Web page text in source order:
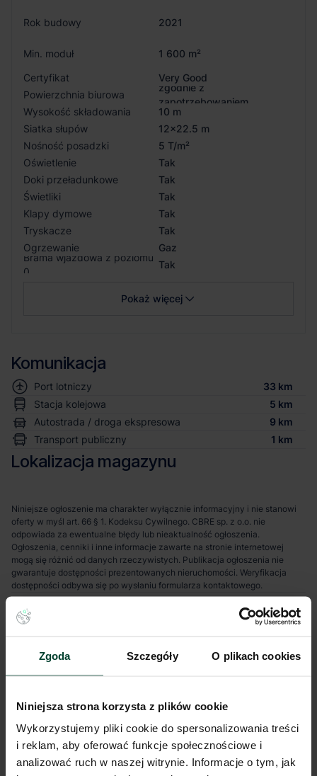
Zgoda Szczegóły O plikach cookies
Niniejsza strona korzysta z plików cookie
Wykorzystujemy pliki cookie do spersonalizowania treści
i reklam, aby oferować funkcje społecznościowe i
analizować ruch w naszej witrynie. Informacje o tym, jak
Rok budowy 2021
Min. moduł
1 600 m²
Certyfikat
Very Good
Powierzchnia biurowa
zgodnie z
zapotrzebowaniem
Wysokość składowania
10 m
Siatka słupów
12x22.5 m
Nośność posadzki
5 T/m²
Oświetlenie
Tak
Doki przeładunkowe
Tak
Świetliki
Tak
Klapy dymowe
Tak
Tryskacze
Tak
Ogrzewanie
Gaz
Brama wjazdowa z poziomu
0
Tak
Pokaż więcej
Komunikacja
Port lotniczy
33 km
Stacja kolejowa
5 km
Autostrada / droga ekspresowa
9 km
Transport publiczny
1 km
Lokalizacja magazynu
Niniejsze ogłoszenie ma charakter wyłącznie informacyjny i nie stanowi
oferty w myśl art. 66 § 1. Kodeksu Cywilnego. CBRE sp. z o.o. nie
odpowiada za ewentualne błędy lub nieaktualność ogłoszenia.
Ogłoszenia, cenniki i inne informacje zawarte na stronie internetowej
mogą się różnić od danych rzeczywistych. Publikacja ogłoszenia nie
gwarantuje dostępności prezentowanych nieruchomości. Weryfikacja
dostępności odbywa się po wysłaniu formularza kontaktowego.